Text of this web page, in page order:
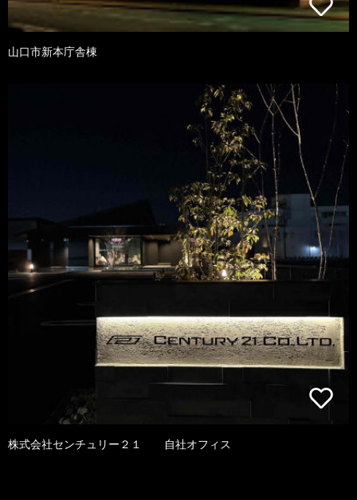
山口市新本庁舎棟
株式会社センチュリー２１ 自社オフィス